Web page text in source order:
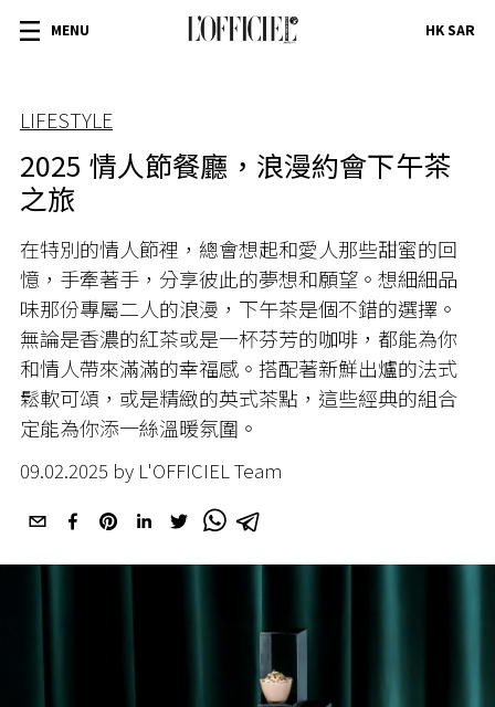
MENU HK SAR
LIFESTYLE
2025 情人節餐廳，浪漫約會下午茶
之旅
在特別的情人節裡，總會想起和愛人那些甜蜜的回
憶，手牽著手，分享彼此的夢想和願望。想細細品
味那份專屬二人的浪漫，下午茶是個不錯的選擇。
無論是香濃的紅茶或是一杯芬芳的咖啡，都能為你
和情人帶來滿滿的幸福感。搭配著新鮮出爐的法式
鬆軟可頌，或是精緻的英式茶點，這些經典的組合
定能為你添一絲溫暖氛圍。
09.02.2025 by L'OFFICIEL Team